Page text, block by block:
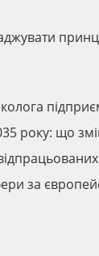
року: що
за